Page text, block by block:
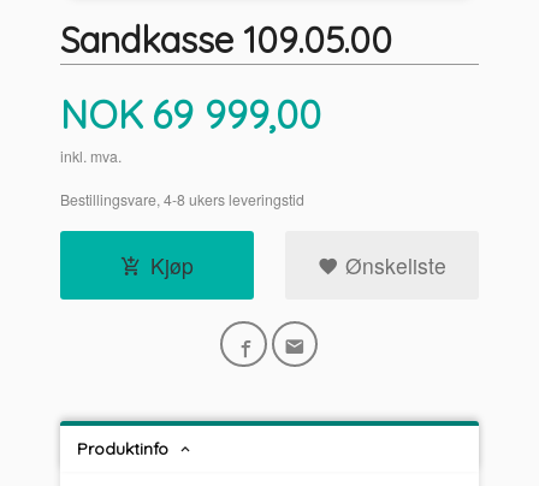
Sandkasse 109.05.00
Pris
NOK 69 999,00
inkl. mva.
Bestillingsvare, 4-8 ukers leveringstid
Kjøp Ønskeliste
Produktinfo